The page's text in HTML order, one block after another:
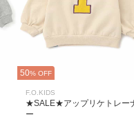
50% OFF
F.O.KIDS
★SALE★アップリケトレー
ー